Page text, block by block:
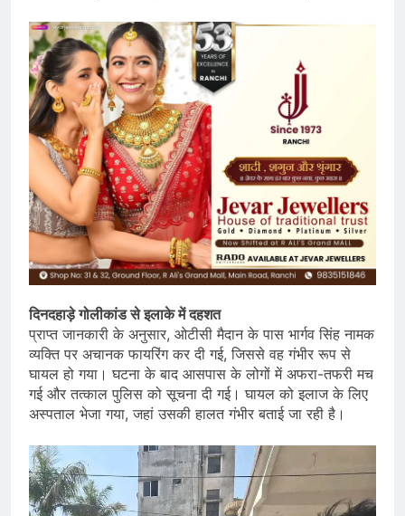
दिनदहाड़े गोलीकांड से इलाके में दहशत
प्राप्त जानकारी के अनुसार, ओटीसी मैदान के पास भार्गव सिंह नामक
व्यक्ति पर अचानक फायरिंग कर दी गई, जिससे वह गंभीर रूप से
घायल हो गया। घटना के बाद आसपास के लोगों में अफरा-तफरी मच
गई और तत्काल पुलिस को सूचना दी गई। घायल को इलाज के लिए
अस्पताल भेजा गया, जहां उसकी हालत गंभीर बताई जा रही है।